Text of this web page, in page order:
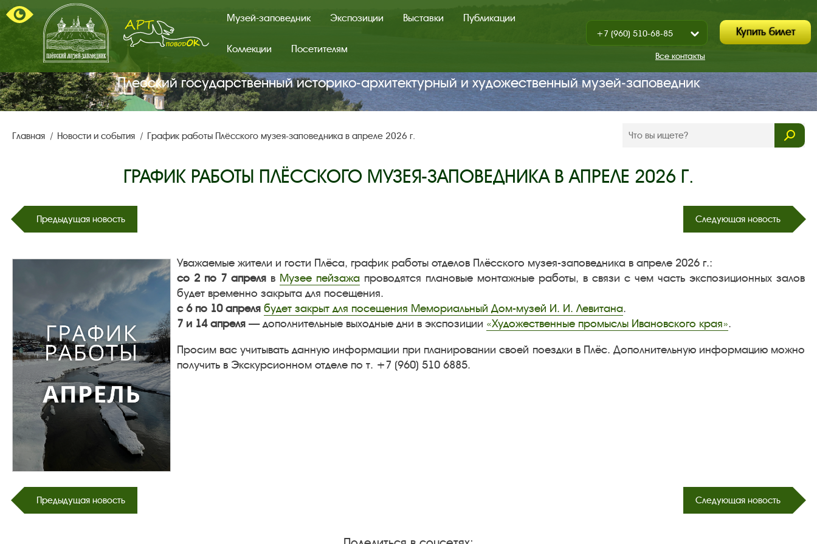
Главная
страница.
поводок.
Музей-заповедник Экспозиции Выставки Публикации
Коллекции Посетителям
Показать
/
Закрыть
+7 (960) 510-68-85
+7 (930) 347-67-70Все контакты
Купить билет
Плесский государственный историко‑архитектурный и художественный музей‑заповедник
Главная Новости и события График работы Плёсского музея-заповедника в апреле 2026 г.
ГРАФИК РАБОТЫ ПЛЁССКОГО МУЗЕЯ-ЗАПОВЕДНИКА В АПРЕЛЕ 2026 Г.
Предыдущая новость Следующая новость
Уважаемые жители и гости Плёса, график работы отделов Плёсского музея-заповедника в апреле 2026 г.:
со 2 по 7 апреляв Музее пейзажапроводятся плановые монтажные работы, в связи с чем часть экспозиционных залов
будет временно закрыта для посещения.
с 6 по 10 апреля будет закрыт для посещения Мемориальный Дом-музей И. И. Левитана.
7 и 14 апреля— дополнительные выходные дни в экспозиции «Художественные промыслы Ивановского края».
Просим вас учитывать данную информации при планировании своей поездки в Плёс. Дополнительную информацию можно
получить в Экскурсионном отделе по т. +7 (960) 510 6885.
Предыдущая новость Следующая новость